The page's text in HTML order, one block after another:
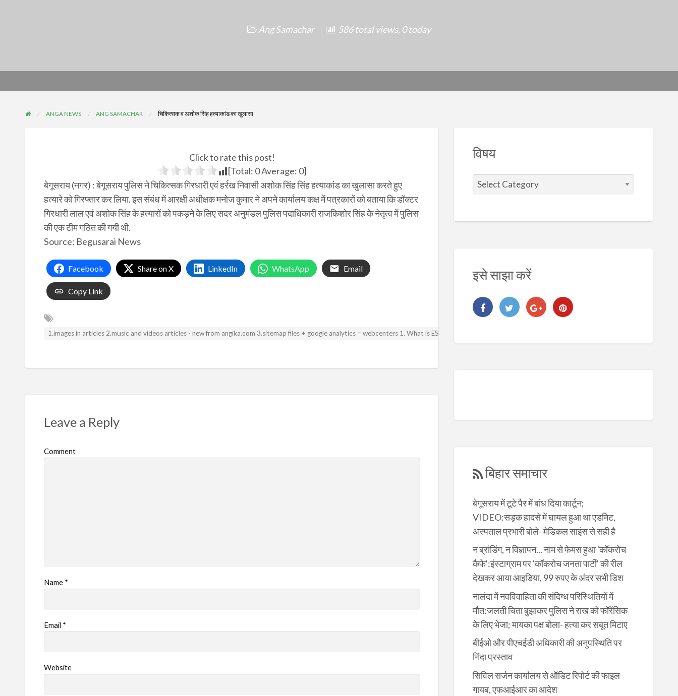
Ang Samachar 586 total views, 0 today
ANGA NEWS ANG SAMACHAR चिकित्सक व अशोक सिंह हत्याकांड का खुलासा
Click to rate this post!
[Total: 0Average: 0]
बेगूसराय (नगर) : बेगूसराय पुलिस ने चिकित्सक गिरधारी एवं हर्रख निवासी अशोक सिंह सिंह हत्याकांड का खुलासा करते हुए
हत्यारे को गिरफ्तार कर लिया. इस संबंध में आरक्षी अधीक्षक मनोज कुमार ने अपने कार्यालय कक्ष में पत्रकारों को बताया कि डॉक्टर
गिरधारी लाल एवं अशोक सिंह के हत्यारों को पकड़ने के लिए सदर अनुमंडल पुलिस पदाधिकारी राजकिशोर सिंह के नेतृत्व में पुलिस
की एक टीम गठित की गयी थी.
Source: Begusarai News
Facebook Share on X LinkedIn WhatsApp Email
Copy Link
1.images in articles 2.music and videos articles - new from angika.com 3.sitemap files + google analytics = webcenters 1. What is ESA? 2. Digital Address Lookup
Leave a Reply
Comment
Name *
Email *
Website
विषय
इसे साझा करें
बिहार समाचार
बेगूसराय में टूटे पैर में बांध दिया कार्टून;
VIDEO:सड़क हादसे में घायल हुआ था एडमिट,
अस्पताल प्रभारी बोले- मेडिकल साइंस से सही है
न ब्रांडिंग, न विज्ञापन... नाम से फेमस हुआ 'कॉकरोच
कैफे':इंस्टाग्राम पर 'कॉकरोच जनता पार्टी' की रील
देखकर आया आइडिया, 99 रुपए के अंदर सभी डिश
नालंदा में नवविवाहिता की संदिग्ध परिस्थितियों में
मौत:जलती चिता बुझाकर पुलिस ने राख को फॉरेंसिक
के लिए भेजा; मायका पक्ष बोला- हत्या कर सबूत मिटाए
बीईओ और पीएचईडी अधिकारी की अनुपस्थिति पर
निंदा प्रस्ताव
सिविल सर्जन कार्यालय से ऑडिट रिपोर्ट की फाइल
गायब, एफआईआर का आदेश